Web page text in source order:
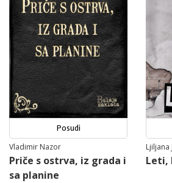
Posudi
Vladimir Nazor
Priče s ostrva, iz grada i
sa planine
Ljiljana
Leti,